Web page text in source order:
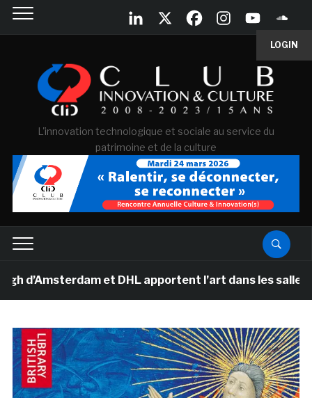
LOGIN
L'innovation technologique et sociale au service du
patrimoine et de la culture
et DHL apportent l’art dans les salles de